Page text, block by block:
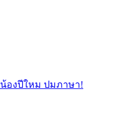
องปีใหม ปมภาษา!